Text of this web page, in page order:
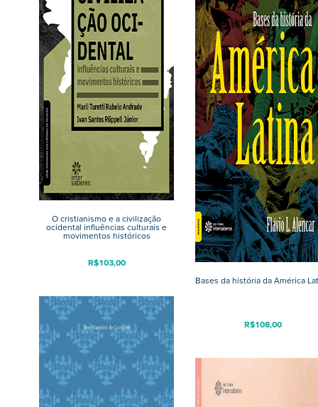
O cristianismo e a civilização
ocidental influências culturais e
movimentos históricos
R$103,00
Bases da história da América
R$108,00